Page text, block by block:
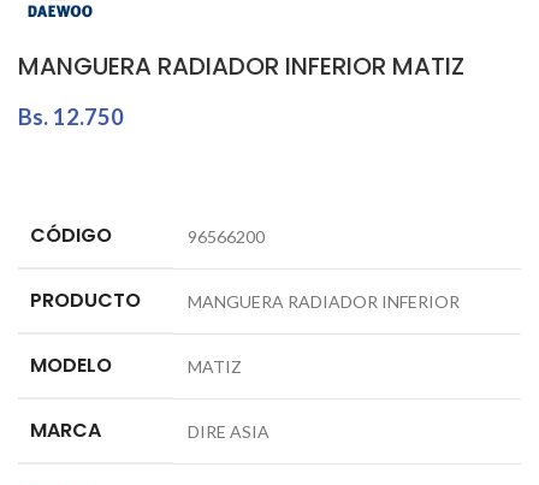
MANGUERA RADIADOR INFERIOR MATIZ
Bs. 12.750
CÓDIGO 96566200
PRODUCTO MANGUERA RADIADOR INFERIOR
MODELO MATIZ
MARCA DIRE ASIA